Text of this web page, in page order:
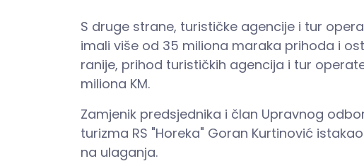
S druge strane, turističke agencije i tur
imali više od 35 miliona maraka prihoda i
ranije, prihod turističkih agencija i tur
miliona KM.
Zamjenik predsjednika i član Upravnog
turizma RS "Horeka" Goran Kurtinović
na ulaganja.